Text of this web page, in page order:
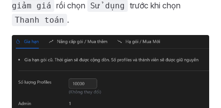
giảm giá rồi chọn Sử dụng trước khi chọn
Thanh toán .